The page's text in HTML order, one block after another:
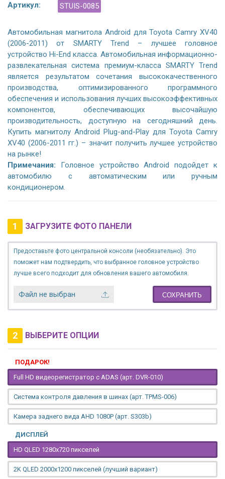
Артикул: STUIS-0085
Автомобильная магнитола Android для Toyota Camry XV40
(2006-2011) от SMARTY Trend – лучшее головное
устройство Hi-End класса. Автомобильная информационно-
развлекательная система премиум-класса SMARTY Trend
является результатом сочетания высококачественного
производства, оптимизированного программного
обеспечения и использования лучших высокоэффективных
компонентов, обеспечивающих высочайшую
производительность, доступную на сегодняшний день.
Купить магнитолу Android Plug-and-Play для Toyota Camry
XV40 (2006-2011 гг.) – значит получить лучшее устройство
на рынке!
Примечания: Головное устройство Android подойдет к
автомобилю с автоматическим или ручным
кондиционером.
1 ЗАГРУЗИТЕ ФОТО ПАНЕЛИ
Предоставьте фото центральной консоли (необязательно). Это
поможет нам подтвердить, что выбранное головное устройство
лучше всего подходит для обновления вашего автомобиля.
Файл не выбран СОХРАНИТЬ
2 ВЫБЕРИТЕ ОПЦИИ
ПОДАРОК!
Full HD видеорегистратор с ADAS (арт. DVR-010)
Система контроля давления в шинах (арт. TPMS-006)
Камера заднего вида AHD 1080P (арт. S303b)
ДИСПЛЕЙ
HD QLED 1280x720 пикселей
2K QLED 2000х1200 пикселей (лучший вариант)